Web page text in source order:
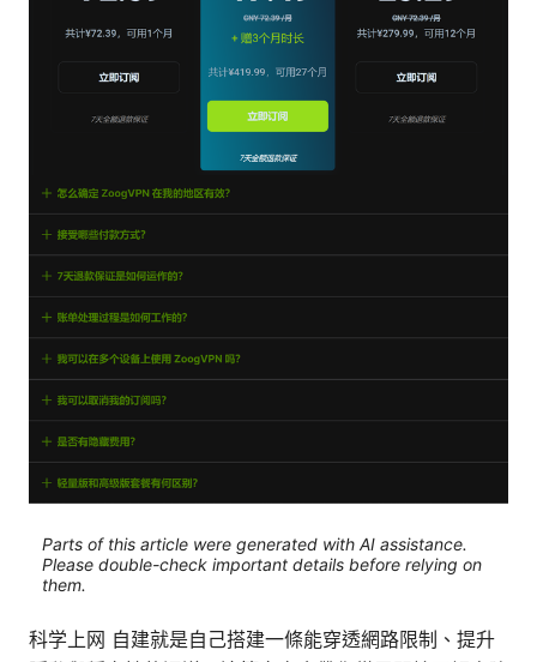
Parts of this article were generated with AI assistance.
Please double-check important details before relying on
them.
科学上网 自建就是自己搭建一條能穿透網路限制、提升